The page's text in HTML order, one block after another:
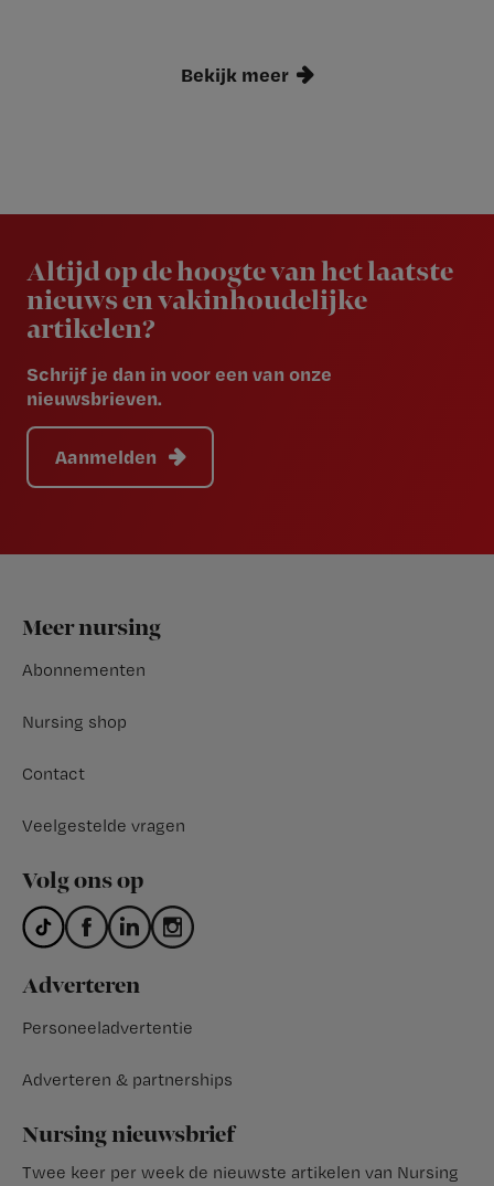
Bekijk meer
Altijd op de hoogte van het laatste
nieuws en vakinhoudelijke
artikelen?
Schrijf je dan in voor een van onze
nieuwsbrieven.
Aanmelden
Footer
Meer nursing
Abonnementen
Nursing shop
Contact
Veelgestelde vragen
Volg ons op
Adverteren
Personeeladvertentie
Adverteren & partnerships
Nursing nieuwsbrief
Twee keer per week de nieuwste artikelen van Nursing